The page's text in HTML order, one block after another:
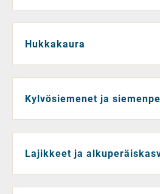
Hukkakaura
Kylvösiemenet ja
Lajikkeet ja